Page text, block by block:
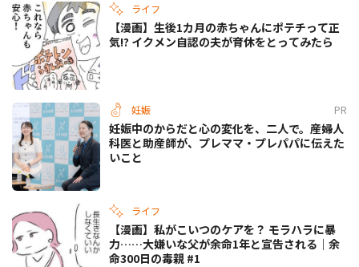
ライフ
【漫画】生後1カ月の赤ちゃんにポテチって正
気!? イクメン自認の夫が育休をとってみたら
妊娠 PR
妊娠中のからだと心の変化を、二人で。産婦人
科医と助産師が、プレママ・プレパパに伝えた
いこと
ライフ
【漫画】私がこいつのケアを？ モラハラに暴
力……大嫌いな父が余命1年と宣告される｜余
命300日の毒親 #1